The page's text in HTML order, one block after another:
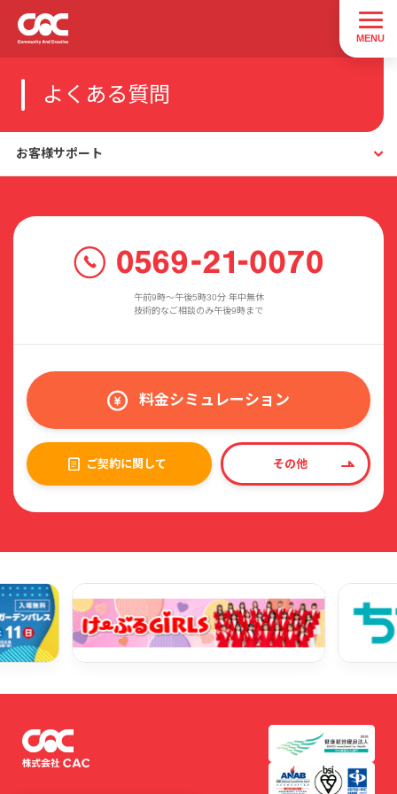
よくある質問
お客様サポート
午前9時〜午後5時30分 年中無休
技術的なご相談のみ午後9時まで
料金シミュレーション
ご契約に関して その他